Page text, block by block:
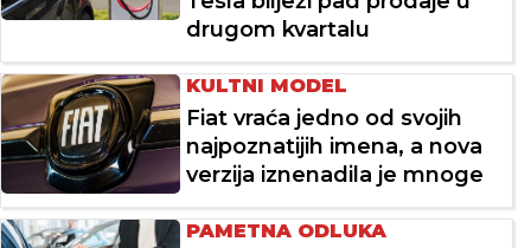
drugom kvartalu
KULTNI MODEL
Fiat vraća jedno od svojih
najpoznatijih imena, a nova
verzija iznenadila je mnoge
PAMETNA ODLUKA